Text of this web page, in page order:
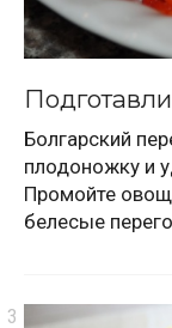
Болгарский
плодоножку и
Промойте
белесые